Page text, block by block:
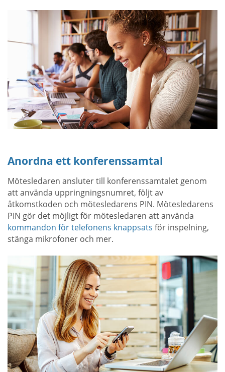
Anordna ett konferenssamtal
Mötesledaren ansluter till konferenssamtalet genom
att använda uppringningsnumret, följt av
åtkomstkoden och mötesledarens PIN. Mötesledarens
PIN gör det möjligt för mötesledaren att använda
kommandon för telefonens knappsats för inspelning,
stänga mikrofoner och mer.